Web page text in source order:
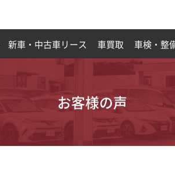
新車・中古車リース 車買取 車検・整
お客様の声